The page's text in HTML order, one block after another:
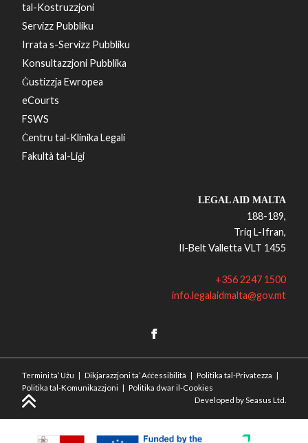
tal-Kostruzzjoni
Servizz Pubbliku
Irrata s-Servizz Pubbliku
Konsultazzjoni Pubblika
Ġustizzja Ewropea
eCourts
FSWS
Ċentru tal-Klinika Legali
Fakultà tal-Liġi
LEGAL AID MALTA
188-189,
Triq L-Ifran,
Il-Belt Valletta VLT 1455
+356 2247 1500
​info.legalaidmalta@gov.mt
Disclaimer
Menu
Termini ta’ Użu | Dikjarazzjoni ta’ Aċċessibilità | Politika tal-Privatezza |
Politika tal-Komunikazzjoni | Politika dwar il-Cookies
Developed by Seasus Ltd.